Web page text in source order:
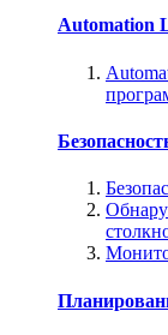
Automation